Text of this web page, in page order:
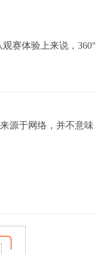
赛体验上来说，360°
源于网络，并不意味